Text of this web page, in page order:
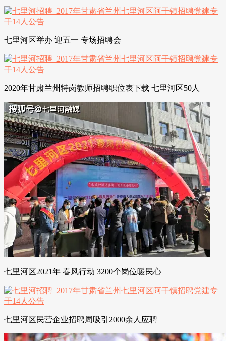
七里河区举办 迎五一 专场招聘会
2020年甘肃兰州特岗教师招聘职位表下载 七里河区50人
七里河区2021年 春风行动 3200个岗位暖民心
七里河区民营企业招聘周吸引2000余人应聘